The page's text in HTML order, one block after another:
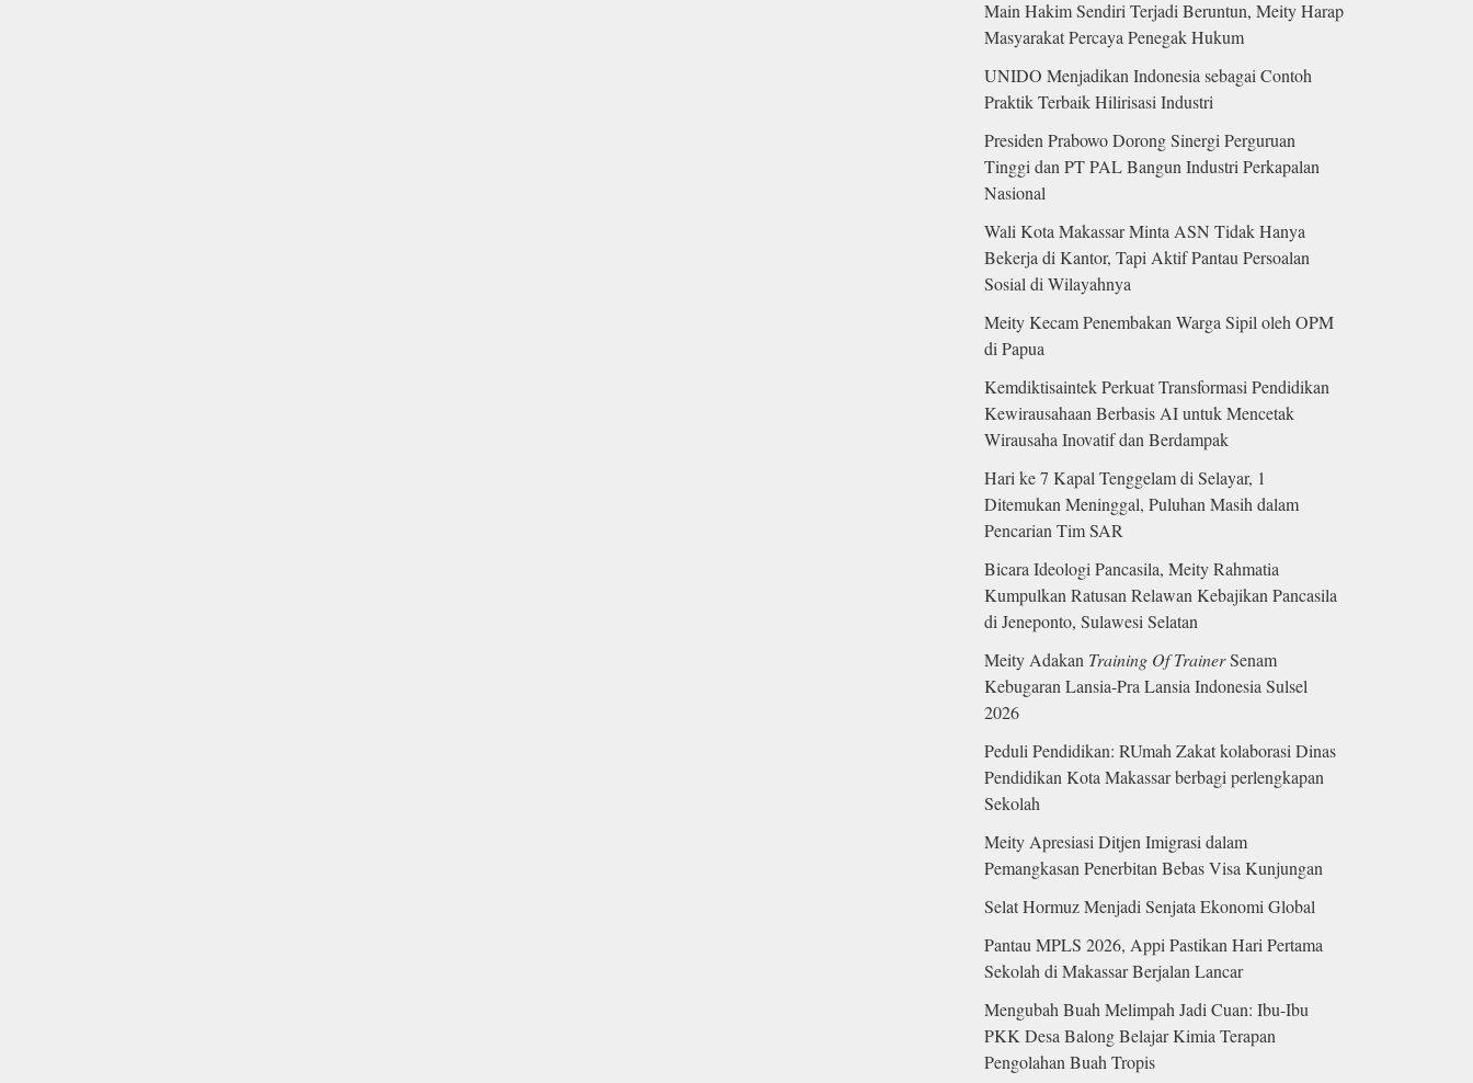
Main Hakim Sendiri Terjadi Beruntun, Meity Harap
Masyarakat Percaya Penegak Hukum
UNIDO Menjadikan Indonesia sebagai Contoh
Praktik Terbaik Hilirisasi Industri
Presiden Prabowo Dorong Sinergi Perguruan
Tinggi dan PT PAL Bangun Industri Perkapalan
Nasional
Wali Kota Makassar Minta ASN Tidak Hanya
Bekerja di Kantor, Tapi Aktif Pantau Persoalan
Sosial di Wilayahnya
Meity Kecam Penembakan Warga Sipil oleh OPM
di Papua
Kemdiktisaintek Perkuat Transformasi Pendidikan
Kewirausahaan Berbasis AI untuk Mencetak
Wirausaha Inovatif dan Berdampak
Hari ke 7 Kapal Tenggelam di Selayar, 1
Ditemukan Meninggal, Puluhan Masih dalam
Pencarian Tim SAR
Bicara Ideologi Pancasila, Meity Rahmatia
Kumpulkan Ratusan Relawan Kebajikan Pancasila
di Jeneponto, Sulawesi Selatan
Meity Adakan Training Of TrainerSenam
Kebugaran Lansia-Pra Lansia Indonesia Sulsel
2026
Peduli Pendidikan: RUmah Zakat kolaborasi Dinas
Pendidikan Kota Makassar berbagi perlengkapan
Sekolah
Meity Apresiasi Ditjen Imigrasi dalam
Pemangkasan Penerbitan Bebas Visa Kunjungan
Selat Hormuz Menjadi Senjata Ekonomi Global
Pantau MPLS 2026, Appi Pastikan Hari Pertama
Sekolah di Makassar Berjalan Lancar
Mengubah Buah Melimpah Jadi Cuan: Ibu-Ibu
PKK Desa Balong Belajar Kimia Terapan
Pengolahan Buah Tropis